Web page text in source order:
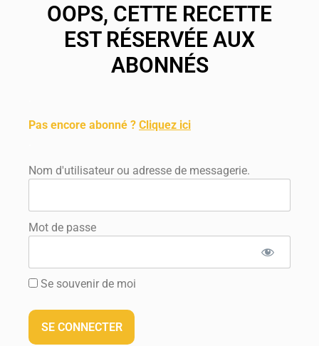
OOPS, CETTE RECETTE
EST RÉSERVÉE AUX
ABONNÉS
Pas encore abonné ? Cliquez ici
Nom d'utilisateur ou adresse de messagerie.
Mot de passe
Se souvenir de moi